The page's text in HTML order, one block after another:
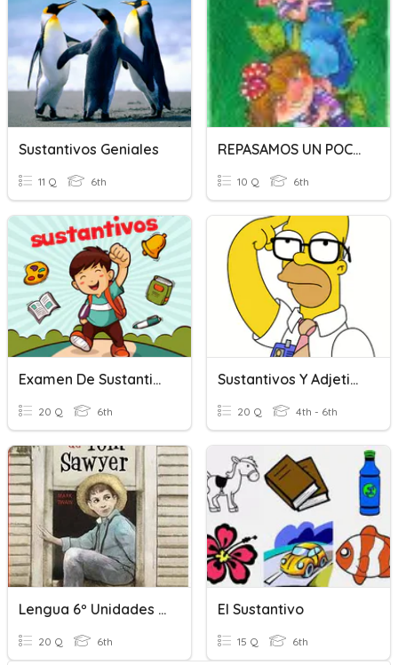
Sustantivos Geniales
11 Q 6th
REPASAMOS UN POCO EL AÑO
10 Q 6th
Examen De Sustantivos
20 Q 6th
Sustantivos Y Adjetivos
20 Q 4th - 6th
Lengua 6º Unidades 1 Y 2
20 Q 6th
El Sustantivo
15 Q 6th